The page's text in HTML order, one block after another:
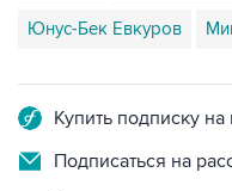
Юнус-Бек Евкуров
Купить подписку
Подписаться на